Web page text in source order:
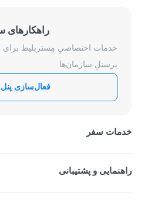
راهکارهای
خدمات اختصاصیِ مِستربلیط برای
پرسنلِ سازمان‌ها
فعال‌سازی
خدمات سفر
بلیط قطار
راهنمایی و پشتیبانی